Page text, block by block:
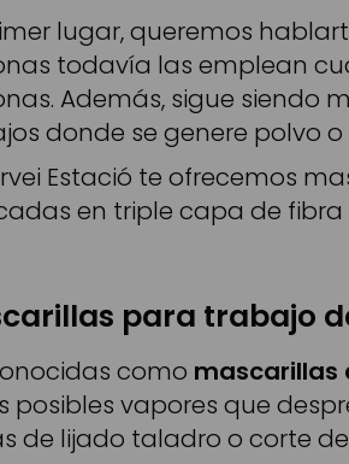
lugar, queremos
todavía las emplean
Además, sigue siendo
donde se genere polvo
Estació te ofrecemos
en triple capa de fibra
para trabajo
como mascarillas
posibles vapores que
de lijado taladro o corte